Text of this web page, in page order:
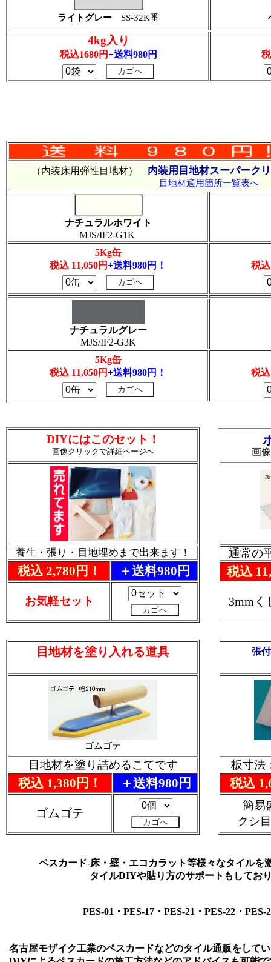
名古屋モザイク工業のペスカードなどのタイル通販をして
PES-01・PES-17・PES-21・PES-22・PES-
ペスカード-床・壁・エコカラット等様々なタイルを
タイルDIYや貼り方のサポートもしてお
ライトグレー SS-32K番
4kg入り
税込1680円+送料980円
画
通常の
税込
3mmく
DIYにはこのセット！
画像クリックで詳細ページへ
養生・張り・目地埋めまで出来ます！
税込 2,780円！ ＋送料980円
お気軽セット
（内装床用弾性目地材） 内装用目地材スーパーク
目地材適用箇所一覧表へ
ナチュラルホワイト
MJS/IF2-G1K
5Kg缶
税込 11,050円+送料980円！ 税
ナチュラルグレー
MJS/IF2-G3K
5Kg缶
税込 11,050円+送料980円！ 税
目地材を塗り入れる道具
ゴムゴテ
目地材を塗り詰めるこてです
税込 1,380円！ ＋送料980円
ゴムゴテ
張
板寸法
税込
簡易
クシ